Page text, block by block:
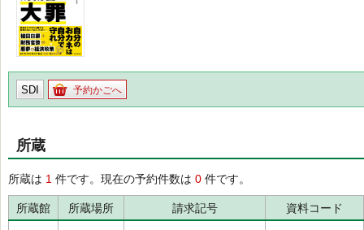
SDI 予約かごへ
所蔵
所蔵は 1 件です。現在の予約件数は 0 件です。
所蔵館 所蔵場所 請求記号 資料コード